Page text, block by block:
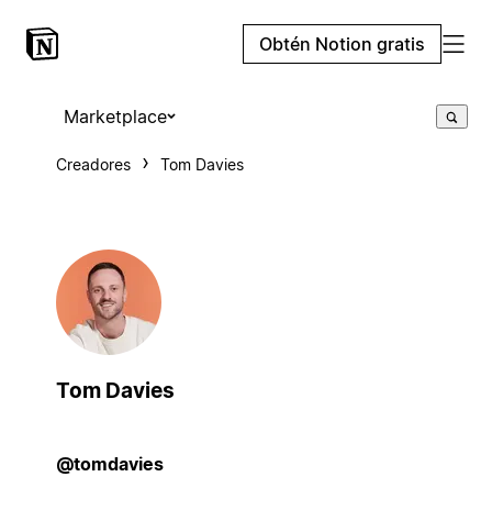
Obtén Notion gratis
Marketplace
Creadores Tom Davies
Tom Davies
@tomdavies